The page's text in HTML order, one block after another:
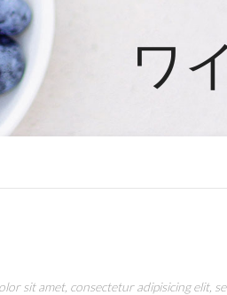
ワ
sit amet, consectetur adipisicing elit,